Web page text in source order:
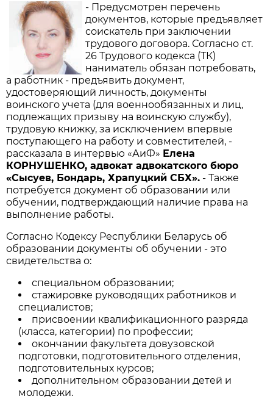
- Предусмотрен перечень
документов, которые предъявляет
соискатель при заключении
трудового договора. Согласно ст.
26 Трудового кодекса (ТК)
наниматель обязан потребовать,
а работник - предъявить документ,
удостоверяющий личность, документы
воинского учета (для военнообязанных и лиц,
подлежащих призыву на воинскую службу),
трудовую книжку, за исключением впервые
поступающего на работу и совместителей, -
рассказала в интервью «АиФ» Елена
КОРНУШЕНКО, адвокат адвокатского бюро
«Сысуев, Бондарь, Храпуцкий СБХ». - Также
потребуется документ об образовании или
обучении, подтверждающий наличие права на
выполнение работы.
Согласно Кодексу Республики Беларусь об
образовании документы об обучении - это
свидетельства о:
специальном образовании;
стажировке руководящих работников и
специалистов;
присвоении квалификационного разряда
(класса, категории) по профессии;
окончании факультета довузовской
подготовки, подготовительного отделения,
подготовительных курсов;
дополнительном образовании детей и
молодежи.